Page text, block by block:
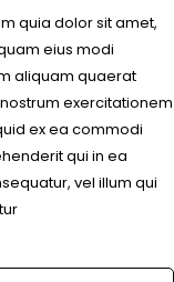
quia dolor sit amet,
eius modi
aliquam quaerat
exercitationem
ex ea commodi
qui in ea
vel illum qui